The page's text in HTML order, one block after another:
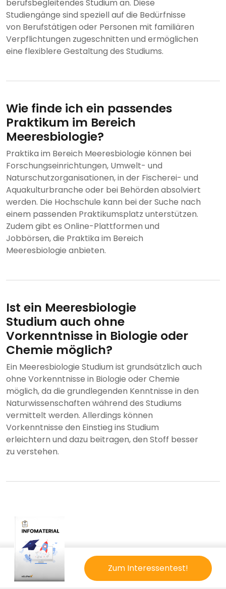
berufsbegleitendes Studium an. Diese
Studiengänge sind speziell auf die Bedürfnisse
von Berufstätigen oder Personen mit familiären
Verpflichtungen zugeschnitten und ermöglichen
eine flexiblere Gestaltung des Studiums.
Wie finde ich ein passendes
Praktikum im Bereich
Meeresbiologie?
Praktika im Bereich Meeresbiologie können bei
Forschungseinrichtungen, Umwelt- und
Naturschutzorganisationen, in der Fischerei- und
Aquakulturbranche oder bei Behörden absolviert
werden. Die Hochschule kann bei der Suche nach
einem passenden Praktikumsplatz unterstützen.
Zudem gibt es Online-Plattformen und
Jobbörsen, die Praktika im Bereich
Meeresbiologie anbieten.
Ist ein Meeresbiologie
Studium auch ohne
Vorkenntnisse in Biologie oder
Chemie möglich?
Ein Meeresbiologie Studium ist grundsätzlich auch
ohne Vorkenntnisse in Biologie oder Chemie
möglich, da die grundlegenden Kenntnisse in den
Naturwissenschaften während des Studiums
vermittelt werden. Allerdings können
Vorkenntnisse den Einstieg ins Studium
erleichtern und dazu beitragen, den Stoff besser
zu verstehen.
Zum Interessentest!